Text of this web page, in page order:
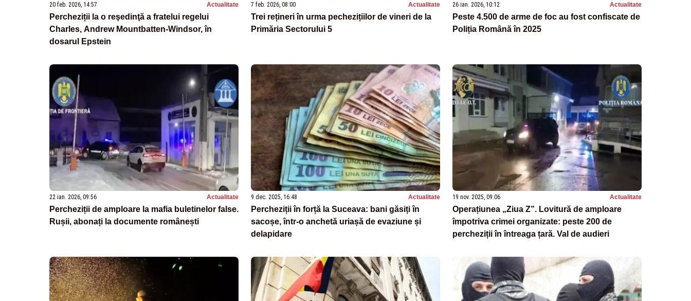
20 feb. 2026, 14:57 Actualitate
Percheziții la o reşedinţă a fratelui regelui
Charles, Andrew Mountbatten-Windsor, în
dosarul Epstein
7 feb. 2026, 08:00 Actualitate
Trei rețineri în urma pechezițiilor de vineri de la
Primăria Sectorului 5
26 ian. 2026, 10:12 Actualitate
Peste 4.500 de arme de foc au fost confiscate de
Poliția Română în 2025
22 ian. 2026, 09:56 Actualitate
Percheziții de amploare la mafia buletinelor false.
Rușii, abonați la documente românești
9 dec. 2025, 16:48 Actualitate
Percheziții în forță la Suceava: bani găsiți în
sacoșe, într-o anchetă uriașă de evaziune și
delapidare
19 nov. 2025, 09:06 Actualitate
Operațiunea „Ziua Z”. Lovitură de amploare
împotriva crimei organizate: peste 200 de
percheziții în întreaga țară. Val de audieri